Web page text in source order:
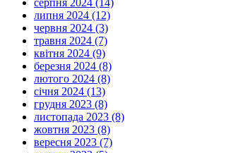
липня 2024 (12)
червня 2024 (3)
травня 2024 (7)
квітня 2024 (9)
березня 2024 (8)
лютого 2024 (8)
січня 2024 (13)
грудня 2023 (8)
листопада 2023 (8)
жовтня 2023 (8)
вересня 2023 (7)